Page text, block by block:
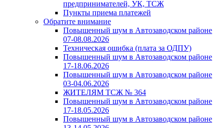
предпринимателей, УК, ТСЖ
Пункты приема платежей
Обратите внимание
Повышенный шум в Автозаводском районе
07-08.08.2026
Техническая ошибка (плата за ОДПУ)
Повышенный шум в Автозаводском районе
17-18.06.2026
Повышенный шум в Автозаводском районе
03-04.06.2026
ЖИТЕЛЯМ ТСЖ № 364
Повышенный шум в Автозаводском районе
17-18.05.2026
Повышенный шум в Автозаводском районе